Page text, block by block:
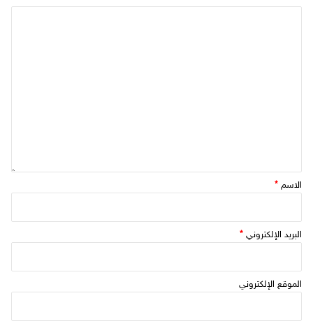
الاسم *
البريد الإلكتروني *
الموقع الإلكتروني